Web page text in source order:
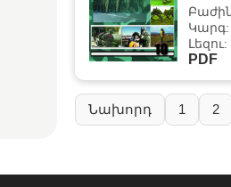
PDF
Նախորդ 1 2